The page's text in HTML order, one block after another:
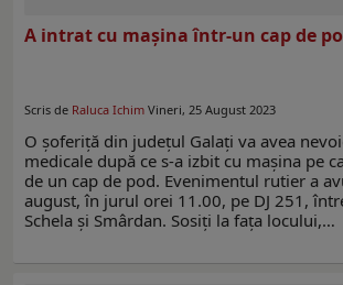
A intrat cu mașina într-un cap de
Scris de Raluca Ichim Vineri, 25 August 2023
O șoferiță din județul Galați va avea
medicale după ce s-a izbit cu mașina pe
de un cap de pod. Evenimentul rutier a
august, în jurul orei 11.00, pe DJ 251,
Schela și Smârdan. Sosiți la fața locului,…